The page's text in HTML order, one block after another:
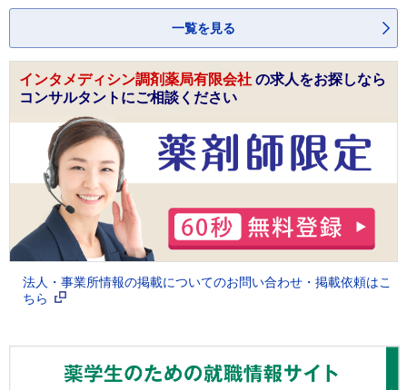
一覧を見る
インタメディシン調剤薬局有限会社 の求人をお探しなら
コンサルタントにご相談ください
法人・事業所情報の掲載についてのお問い合わせ・掲載依頼はこ
ちら